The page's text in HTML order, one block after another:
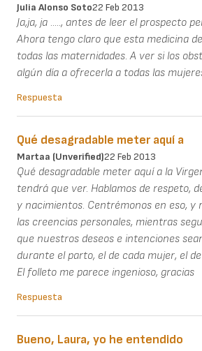
Julia Alonso Soto22 Feb 2013
Ja,ja, ja ....., antes de leer el prospecto
Ahora tengo claro que esta medicina
todas las maternidades. A ver si los
algún día a ofrecerla a todas las
Respuesta
Qué desagradable meter aquí a
Martaa (unverified)22 Feb 2013
Qué desagradable meter aquí a la
tendrá que ver. Hablamos de respeto,
y nacimientos. Centrémonos en eso, y
las creencias personales, mientras
que nuestros deseos e intenciones
durante el parto, el de cada mujer, el
El folleto me parece ingenioso, gracias
Respuesta
Bueno, Laura, yo he entendido